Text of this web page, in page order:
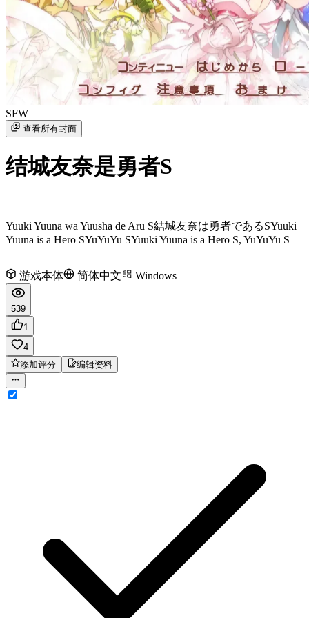
SFW
查看所有封面
结城友奈是勇者S
Yuuki Yuuna wa Yuusha de Aru S結城友奈は勇者であるSYuuki
Yuuna is a Hero SYuYuYu SYuuki Yuuna is a Hero S, YuYuYu S
游戏本体 简体中文 Windows
539
1
4
添加评分
编辑资料